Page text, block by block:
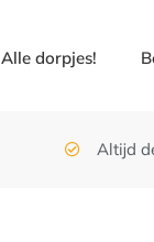
Alle dorpjes!
Altijd